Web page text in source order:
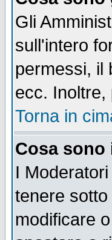
Gli
sull'intero
permessi, il
ecc. Inoltre,
Torna in
Cosa sono
I
tenere
modificare